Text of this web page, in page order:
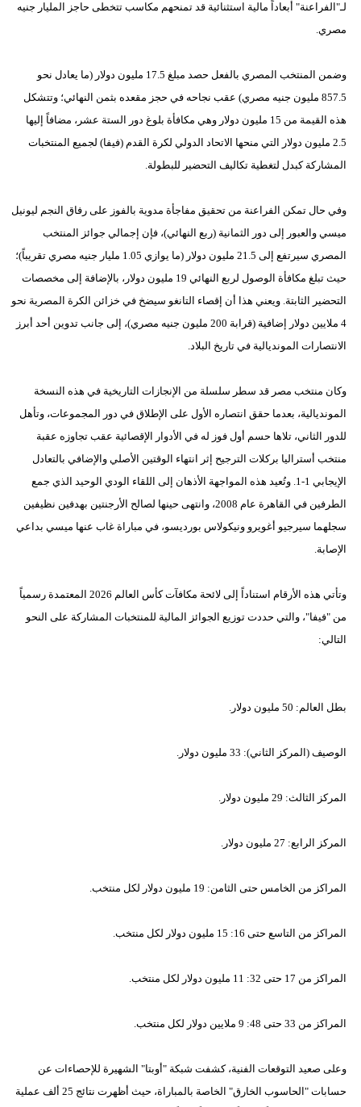
أبراج
فيديو
لـ"الفراعنة" أبعاداً مالية استثنائية قد تمنحهم مكاسب تتخطى حاجز المليار جنيه
مصري.
وضمن المنتخب المصري بالفعل حصد مبلغ 17.5 مليون دولار (ما يعادل نحو
857.5 مليون جنيه مصري) عقب نجاحه في حجز مقعده بثمن النهائي؛ وتتشكل
هذه القيمة من 15 مليون دولار وهي مكافأة بلوغ دور الستة عشر، مضافاً إليها
2.5 مليون دولار التي منحها الاتحاد الدولي لكرة القدم (فيفا) لجميع المنتخبات
المشاركة كبدل لتغطية تكاليف التحضير للبطولة.
وفي حال تمكن الفراعنة من تحقيق مفاجأة مدوية بالفوز على رفاق النجم ليونيل
ميسي والعبور إلى دور الثمانية (ربع النهائي)، فإن إجمالي جوائز المنتخب
المصري سيرتفع إلى 21.5 مليون دولار (ما يوازي 1.05 مليار جنيه مصري تقريباً)؛
حيث تبلغ مكافأة الوصول لربع النهائي 19 مليون دولار، بالإضافة إلى مخصصات
التحضير الثابتة. ويعني هذا أن إقصاء التانغو سيضخ في خزائن الكرة المصرية نحو
4 ملايين دولار إضافية (قرابة 200 مليون جنيه مصري)، إلى جانب تدوين أحد أبرز
الانتصارات المونديالية في تاريخ البلاد.
وكان منتخب مصر قد سطر سلسلة من الإنجازات التاريخية في هذه النسخة
المونديالية، بعدما حقق انتصاره الأول على الإطلاق في دور المجموعات، وتأهل
للدور الثاني، تلاها حسم أول فوز له في الأدوار الإقصائية عقب تجاوزه عقبة
منتخب أستراليا بركلات الترجيح إثر انتهاء الوقتين الأصلي والإضافي بالتعادل
الإيجابي 1-1. وتُعيد هذه المواجهة الأذهان إلى اللقاء الودي الوحيد الذي جمع
الطرفين في القاهرة عام 2008، وانتهى حينها لصالح الأرجنتين بهدفين نظيفين
سجلهما سيرجيو أغويرو ونيكولاس بورديسو، في مباراة غاب عنها ميسي بداعي
الإصابة.
وتأتي هذه الأرقام استناداً إلى لائحة مكافآت كأس العالم 2026 المعتمدة رسمياً
من "فيفا"، والتي حددت توزيع الجوائز المالية للمنتخبات المشاركة على النحو
التالي:
بطل العالم: 50 مليون دولار.
الوصيف (المركز الثاني): 33 مليون دولار.
المركز الثالث: 29 مليون دولار.
المركز الرابع: 27 مليون دولار.
المراكز من الخامس حتى الثامن: 19 مليون دولار لكل منتخب.
المراكز من التاسع حتى 16: 15 مليون دولار لكل منتخب.
المراكز من 17 حتى 32: 11 مليون دولار لكل منتخب.
المراكز من 33 حتى 48: 9 ملايين دولار لكل منتخب.
وعلى صعيد التوقعات الفنية، كشفت شبكة "أوبتا" الشهيرة للإحصاءات عن
حسابات "الحاسوب الخارق" الخاصة بالمباراة، حيث أظهرت نتائج 25 ألف عملية